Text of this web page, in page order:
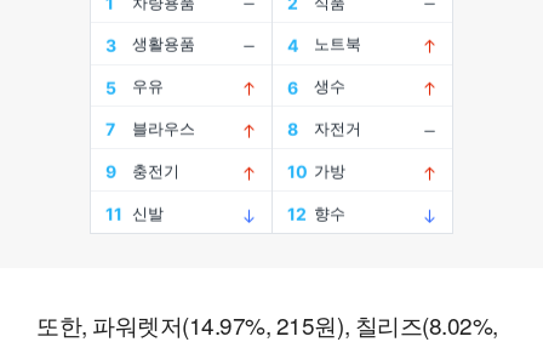
또한, 파워렛저(14.97%, 215원), 칠리즈(8.02%,